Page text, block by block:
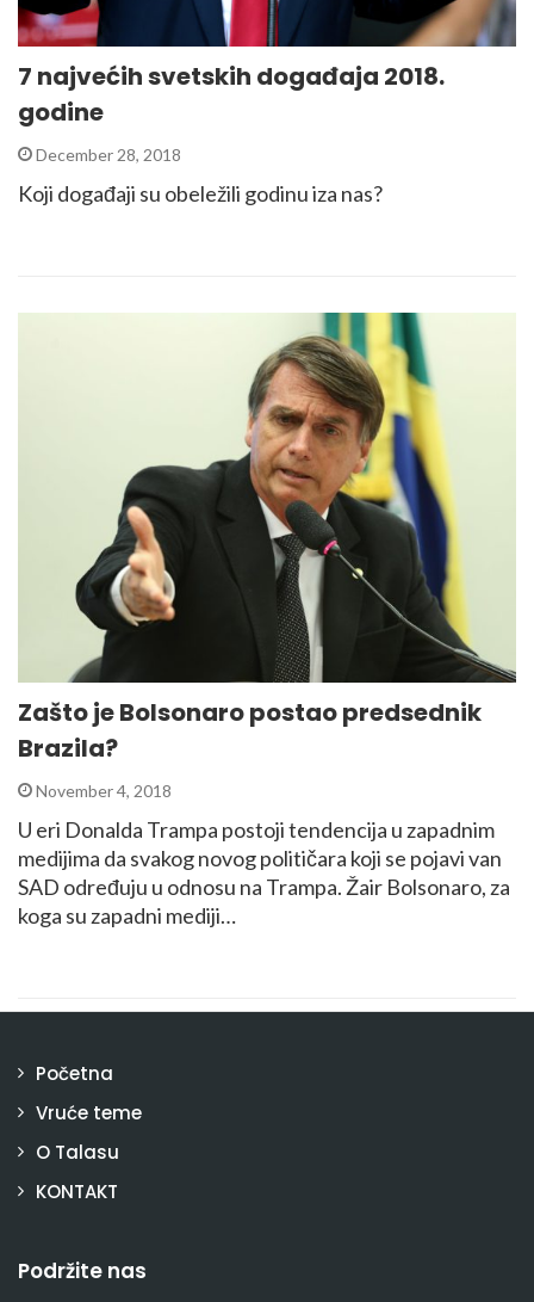
7 najvećih svetskih događaja 2018.
godine
December 28, 2018
Koji događaji su obeležili godinu iza nas?
Zašto je Bolsonaro postao predsednik
Brazila?
November 4, 2018
U eri Donalda Trampa postoji tendencija u zapadnim
medijima da svakog novog političara koji se pojavi van
SAD određuju u odnosu na Trampa. Žair Bolsonaro, za
koga su zapadni mediji…
Početna
Vruće teme
O Talasu
KONTAKT
Podržite nas